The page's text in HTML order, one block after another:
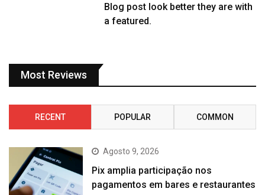
Blog post look better they are with
a featured.
Most Reviews
RECENT POPULAR COMMON
Agosto 9, 2026
Pix amplia participação nos
pagamentos em bares e restaurantes